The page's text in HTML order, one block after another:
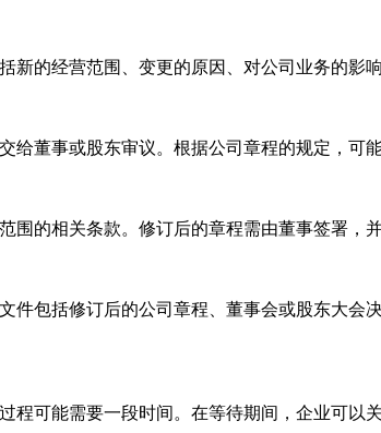
的经营范围、变更的原因、对公司业务的影
董事或股东审议。根据公司章程的规定，可
的相关条款。修订后的章程需由董事签署，
包括修订后的公司章程、董事会或股东大会
可能需要一段时间。在等待期间，企业可以